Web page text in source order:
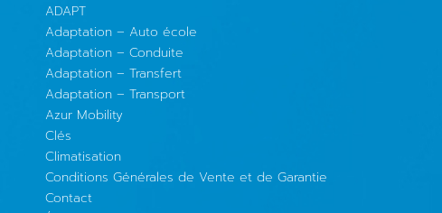
ADAPT
Adaptation – Auto école
Adaptation – Conduite
Adaptation – Transfert
Adaptation – Transport
Azur Mobility
Clés
Climatisation
Conditions Générales de Vente et de Garantie
Contact